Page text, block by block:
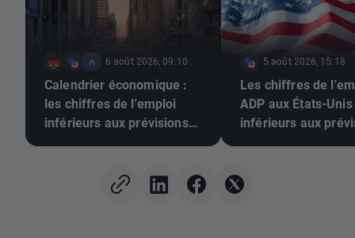
6 août 2026, 09:10
Calendrier économique :
les chiffres de l'emploi
inférieurs aux prévisions
5 août 2026, 15:18
Les chiffres de
ADP aux États-
inférieurs aux